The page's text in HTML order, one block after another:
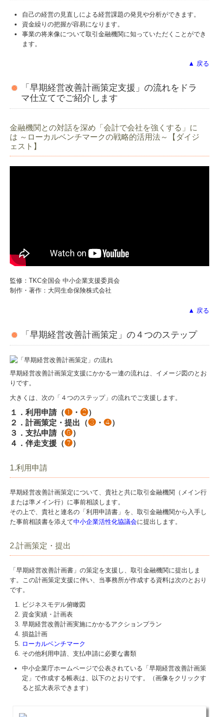
自己の経営の見直しによる経営課題の発見や分析ができます。
資金繰りの把握が容易になります。
事業の将来像について取引金融機関に知っていただくことができ
ます。
▲ 戻る
「早期経営改善計画策定支援」の流れをドラ
マ仕立てでご紹介します
金融機関との対話を深め「会計で会社を強くする」に
は ～ローカルベンチマークの戦略的活用法～【ダイジ
ェスト】
監修：TKC全国会 中小企業支援委員会
制作・著作：大同生命保険株式会社
▲ 戻る
「早期経営改善計画策定」の４つのステップ
早期経営改善計画策定支援にかかる一連の流れは、イメージ図のとお
りです。
大きくは、次の「４つのステップ」の流れでご支援します。
１．利用申請（❶・ ❷）
２．計画策定・提出（❸・ ❹）
３．支払申請（❻）
４．伴走支援（❼）
1.利用申請
早期経営改善計画策定について、貴社と共に取引金融機関（メイン行
または準メイン行）に事前相談します。
その上で、貴社と連名の「利用申請書」を、取引金融機関から入手し
た事前相談書を添えて中小企業活性化協議会に提出します。
2.計画策定・提出
「早期経営改善計画書」の策定を支援し、取引金融機関に提出しま
す。この計画策定支援に伴い、当事務所が作成する資料は次のとおり
です。
ビジネスモデル俯瞰図
資金実績・計画表
早期経営改善計画実施にかかるアクションプラン
損益計画
ローカルベンチマーク
その他利用申請、支払申請に必要な書類
中小企業庁ホームページで公表されている「早期経営改善計画策
定」で作成する帳表は、以下のとおりです。（画像をクリックす
ると拡大表示できます）